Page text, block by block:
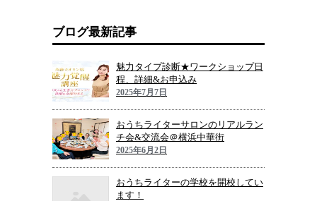
ブログ最新記事
魅力タイプ診断★ワークショップ日
程、詳細&お申込み
2025年7月7日
おうちライターサロンのリアルラン
チ会&交流会＠横浜中華街
2025年6月2日
おうちライターの学校を開校してい
ます！